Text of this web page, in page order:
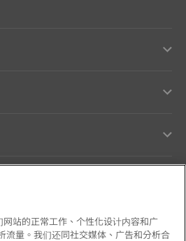
站的正常工作、个性化设计内容和广
流量。我们还同社交媒体、广告和分析合